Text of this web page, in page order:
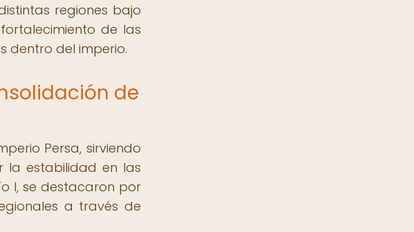
regiones bajo
de las
dentro del imperio.
de
Persa, sirviendo
la estabilidad en las
I, se destacaron por
a través de